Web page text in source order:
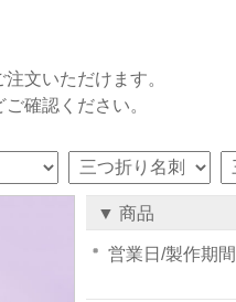
文いただけます。
確認ください。
▼ 商品
営業日/製作期間